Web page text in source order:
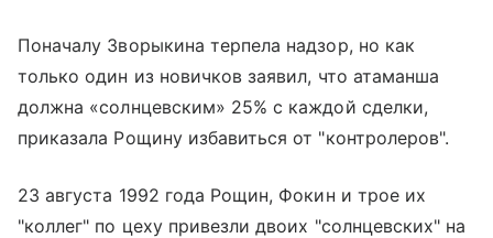
Поначалу Зворыкина терпела надзор, но как
только один из новичков заявил, что атаманша
должна «солнцевским» 25% с каждой сделки,
приказала Рощину избавиться от "контролеров".
23 августа 1992 года Рощин, Фокин и трое их
"коллег" по цеху привезли двоих "солнцевских" на